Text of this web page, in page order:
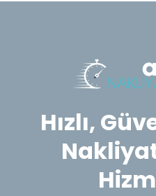
Hızlı,